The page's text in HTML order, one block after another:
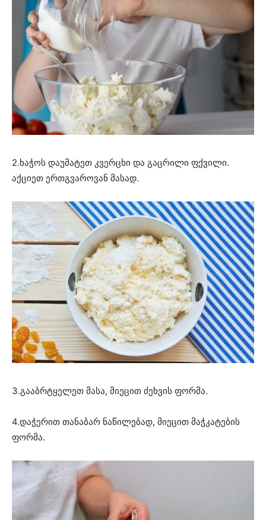
2.ხაჭოს დაუმატეთ კვერცხი და გაცრილი ფქვილი.
აქციეთ ერთგვაროვან მასად.
3.გააბრტყელეთ მასა, მიეცით ძეხვის ფორმა.
4.დაჭერით თანაბარ ნაწილებად, მიეცით მაჭკატების
ფორმა.